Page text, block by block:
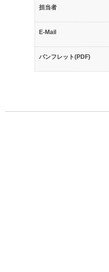
担当者
E-Mail
パンフレット(PDF)